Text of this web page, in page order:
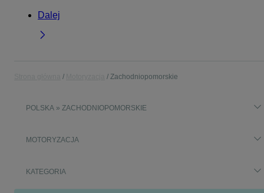
Dalej
Zachodniopomorskie
POLSKA » ZACHODNIOPOMORSKIE
MOTORYZACJA
KATEGORIA